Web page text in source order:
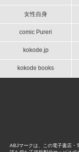
女性自身
comic Pureri
kokode.jp
kokode books
ABJマークは、この電子書店・